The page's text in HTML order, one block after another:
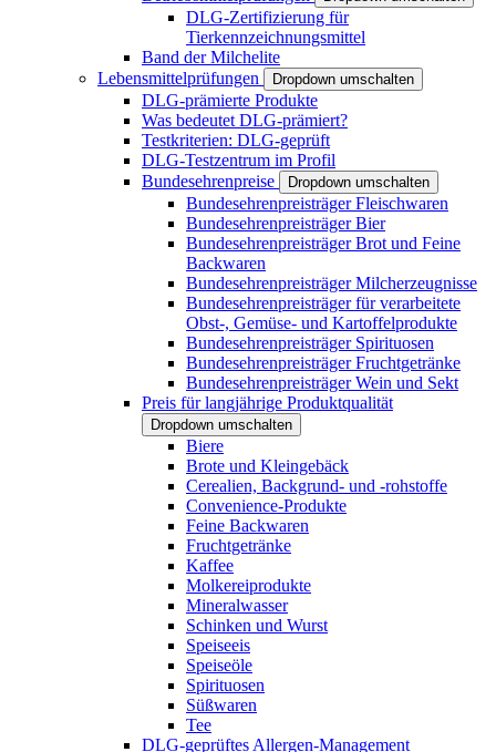
DLG-Zertifizierung für
Tierkennzeichnungsmittel
Band der Milchelite
Lebensmittelprüfungen
Dropdown umschalten
DLG-prämierte Produkte
Was bedeutet DLG-prämiert?
Testkriterien: DLG-geprüft
DLG-Testzentrum im Profil
Bundesehrenpreise
Dropdown umschalten
Bundesehrenpreisträger Fleischwaren
Bundesehrenpreisträger Bier
Bundesehrenpreisträger Brot und Feine
Backwaren
Bundesehrenpreisträger Milcherzeugnisse
Bundesehrenpreisträger für verarbeitete
Obst-, Gemüse- und Kartoffelprodukte
Bundesehrenpreisträger Spirituosen
Bundesehrenpreisträger Fruchtgetränke
Bundesehrenpreisträger Wein und Sekt
Preis für langjährige Produktqualität
Dropdown umschalten
Biere
Brote und Kleingebäck
Cerealien, Backgrund- und -rohstoffe
Convenience-Produkte
Feine Backwaren
Fruchtgetränke
Kaffee
Molkereiprodukte
Mineralwasser
Schinken und Wurst
Speiseeis
Speiseöle
Spirituosen
Süßwaren
Tee
DLG-geprüftes Allergen-Management